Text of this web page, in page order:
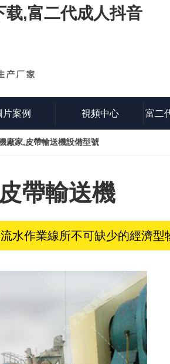
,富二代成人抖音
片案例 視頻中心 富二
廠家,皮帶輸送機設備型號
皮帶輸送機
水作業線所不可缺少的經濟型